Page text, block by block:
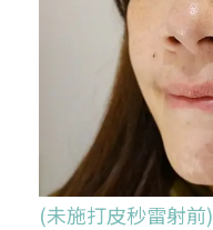
(未施打皮秒雷射前)